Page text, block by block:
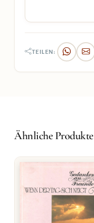
TEILEN:
Ähnliche Produkte